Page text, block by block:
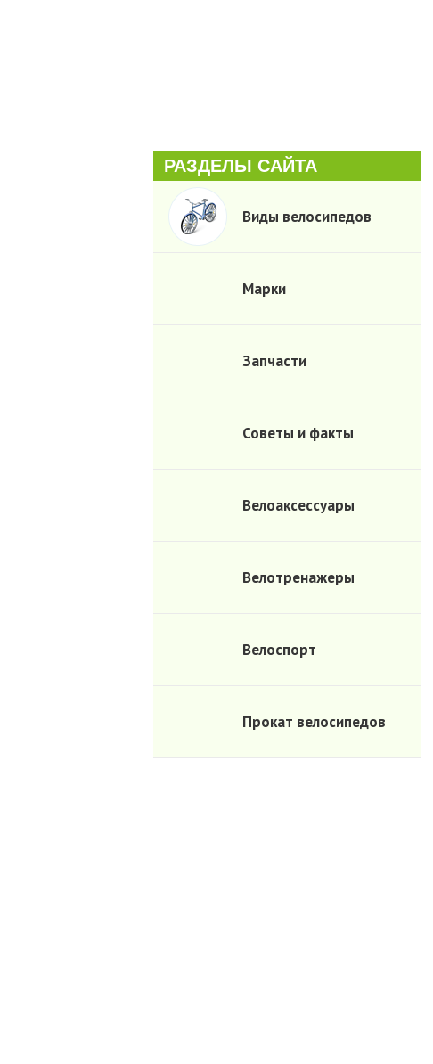
РАЗДЕЛЫ САЙТА
Виды велосипедов
Марки
Запчасти
Советы и факты
Велоаксессуары
Велотренажеры
Велоспорт
Прокат велосипедов